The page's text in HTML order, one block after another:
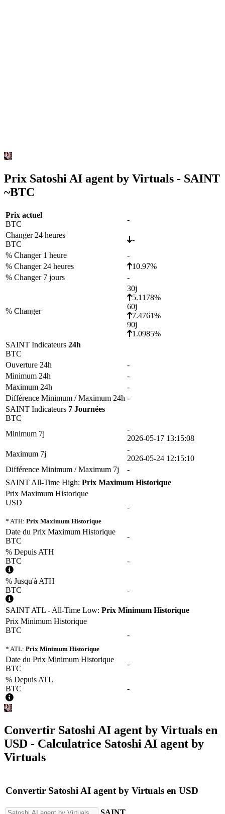
Prix Satoshi AI agent by Virtuals - SAINT
~BTC
Prix actuel
BTC
-
Changer 24 heures
BTC
-
% Changer 1 heure
-
% Changer 24 heures
10.97%
% Changer 7 jours
-
% Changer
30j
5.1178%
60j
7.4761%
90j
1.0985%
SAINT Indicateurs 24h
BTC
Ouverture 24h
-
Minimum 24h
-
Maximum 24h
-
Différence Minimum / Maximum 24h -
SAINT Indicateurs 7 Journées
BTC
Minimum 7j
-
2026-05-17 13:15:08
Maximum 7j
-
2026-05-24 12:15:10
Différence Minimum / Maximum 7j
-
SAINT All-Time High: Prix Maximum Historique
Prix Maximum Historique
USD
* ATH: Prix Maximum Historique
-
Date du Prix Maximum Historique
BTC
-
% Depuis ATH
BTC
-
% Jusqu'à ATH
BTC
-
SAINT ATL - All-Time Low: Prix Minimum Historique
Prix Minimum Historique
BTC
* ATL: Prix Minimum Historique
-
Date du Prix Minimum Historique
BTC
-
% Depuis ATL
BTC
-
Convertir Satoshi AI agent by Virtuals en
USD - Calculatrice Satoshi AI agent by
Virtuals
Convertir Satoshi AI agent by Virtuals en USD